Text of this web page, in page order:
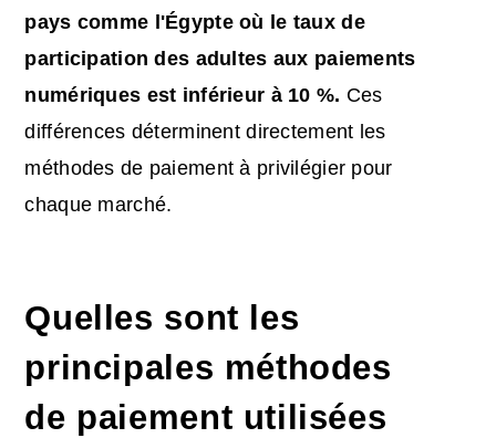
pays comme l'Égypte où le taux de
participation des adultes aux paiements
numériques est inférieur à 10 %. Ces
différences déterminent directement les
méthodes de paiement à privilégier pour
chaque marché.
Quelles sont les
principales méthodes
de paiement utilisées